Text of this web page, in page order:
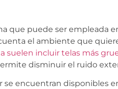
que puede ser empleada
el ambiente que
suelen incluir telas más
disminuir el ruido
se encuentran disponibles